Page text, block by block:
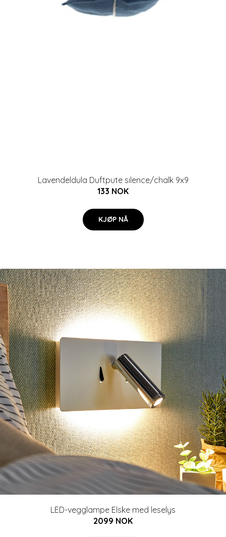
Lavendeldula Duftpute silence/chalk 9x9
133 NOK
KJØP NÅ
LED-vegglampe Elske med leselys
2099 NOK